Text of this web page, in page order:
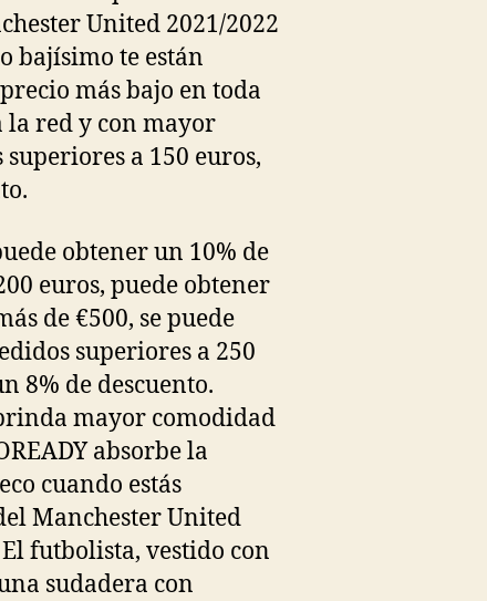
United 2021/2022
bajísimo te están
más bajo en toda
la red y con mayor
a 150 euros,
obtener un 10% de
euros, puede obtener
de €500, se puede
superiores a 250
8% de descuento.
mayor comodidad
absorbe la
cuando estás
Manchester United
futbolista, vestido con
sudadera con